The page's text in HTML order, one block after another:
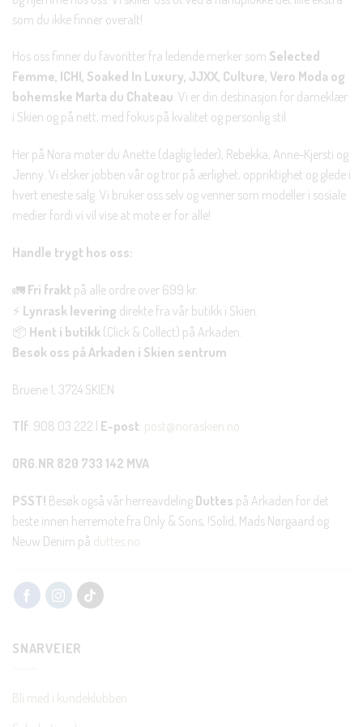
som du ikke finner overalt!
Hos oss finner du favoritter fra ledende merker som Selected
Femme, ICHI, Soaked In Luxury, JJXX, Culture, Vero Moda og
bohemske Marta du Chateau. Vi er din destinasjon for dameklær
i Skien og på nett, med fokus på kvalitet og personlig stil.
Her på Nora møter du Anette (daglig leder), Rebekka, Anne-Kjersti og
Jenny. Vi elsker jobben vår og tror på ærlighet, oppriktighet og glede i
hvert eneste salg. Vi bruker oss selv og venner som modeller i sosiale
medier fordi vi vil vise at mote er for alle!
Handle trygt hos oss:
🚛 Fri frakt på alle ordre over 699 kr.
⚡ Lynrask levering direkte fra vår butikk i Skien.
📦 Hent i butikk (Click & Collect) på Arkaden.
Besøk oss på Arkaden i Skien sentrum
Bruene 1, 3724 SKIEN
Tlf: 908 03 222 | E-post: post@noraskien.no
ORG.NR 820 733 142 MVA
PSST! Besøk også vår herreavdeling Duttes på Arkaden for det
beste innen herremote fra Only & Sons, !Solid, Mads Nørgaard og
Neuw Denim på duttes.no
SNARVEIER
Bli med i kundeklubben